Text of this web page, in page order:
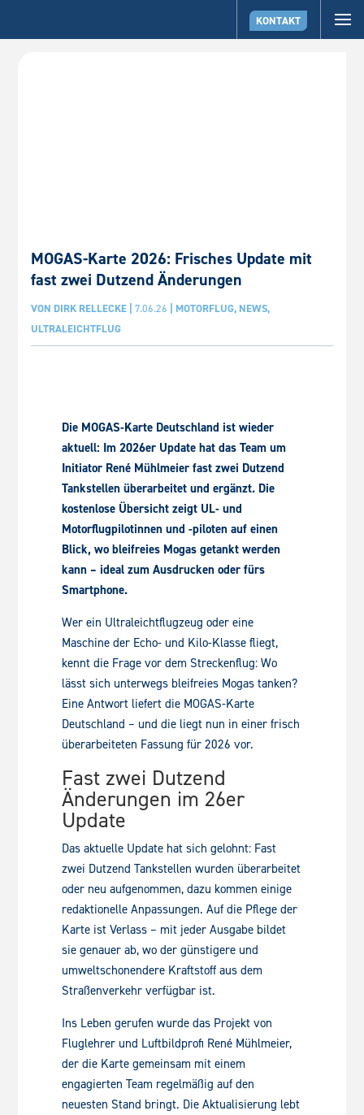
KONTAKT
MOGAS-Karte 2026: Frisches Update mit
fast zwei Dutzend Änderungen
VON DIRK RELLECKE |7.06.26 MOTORFLUG, NEWS,
ULTRALEICHTFLUG
Die MOGAS-Karte Deutschland ist wieder
aktuell: Im 2026er Update hat das Team um
Initiator René Mühlmeier fast zwei Dutzend
Tankstellen überarbeitet und ergänzt. Die
kostenlose Übersicht zeigt UL- und
Motorflugpilotinnen und -piloten auf einen
Blick, wo bleifreies Mogas getankt werden
kann – ideal zum Ausdrucken oder fürs
Smartphone.
Wer ein Ultraleichtflugzeug oder eine
Maschine der Echo- und Kilo-Klasse fliegt,
kennt die Frage vor dem Streckenflug: Wo
lässt sich unterwegs bleifreies Mogas tanken?
Eine Antwort liefert die MOGAS-Karte
Deutschland – und die liegt nun in einer frisch
überarbeiteten Fassung für 2026 vor.
Fast zwei Dutzend
Änderungen im 26er
Update
Das aktuelle Update hat sich gelohnt: Fast
zwei Dutzend Tankstellen wurden überarbeitet
oder neu aufgenommen, dazu kommen einige
redaktionelle Anpassungen. Auf die Pflege der
Karte ist Verlass – mit jeder Ausgabe bildet
sie genauer ab, wo der günstigere und
umweltschonendere Kraftstoff aus dem
Straßenverkehr verfügbar ist.
Ins Leben gerufen wurde das Projekt von
Fluglehrer und Luftbildprofi René Mühlmeier,
der die Karte gemeinsam mit einem
engagierten Team regelmäßig auf den
neuesten Stand bringt. Die Aktualisierung lebt